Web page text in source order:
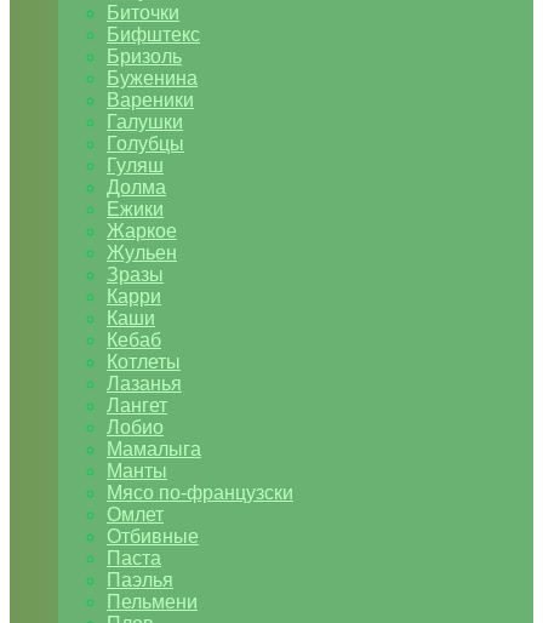
Биточки
Бифштекс
Бризоль
Буженина
Вареники
Галушки
Голубцы
Гуляш
Долма
Ежики
Жаркое
Жульен
Зразы
Карри
Каши
Кебаб
Котлеты
Лазанья
Лангет
Лобио
Мамалыга
Манты
Мясо по-французски
Омлет
Отбивные
Паста
Паэлья
Пельмени